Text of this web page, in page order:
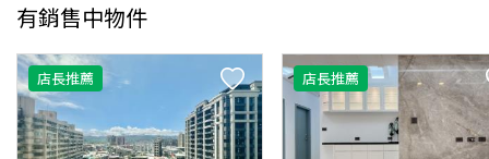
有銷售中物件
店長推薦 店長推薦